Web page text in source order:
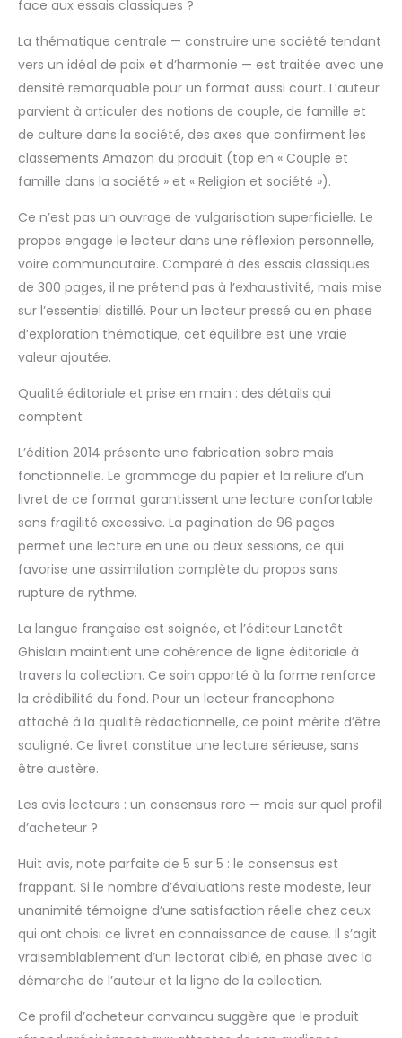
face aux essais classiques ?
La thématique centrale — construire une société tendant
vers un idéal de paix et d’harmonie — est traitée avec une
densité remarquable pour un format aussi court. L’auteur
parvient à articuler des notions de couple, de famille et
de culture dans la société, des axes que confirment les
classements Amazon du produit (top en « Couple et
famille dans la société » et « Religion et société »).
Ce n’est pas un ouvrage de vulgarisation superficielle. Le
propos engage le lecteur dans une réflexion personnelle,
voire communautaire. Comparé à des essais classiques
de 300 pages, il ne prétend pas à l’exhaustivité, mais mise
sur l’essentiel distillé. Pour un lecteur pressé ou en phase
d’exploration thématique, cet équilibre est une vraie
valeur ajoutée.
Qualité éditoriale et prise en main : des détails qui
comptent
L’édition 2014 présente une fabrication sobre mais
fonctionnelle. Le grammage du papier et la reliure d’un
livret de ce format garantissent une lecture confortable
sans fragilité excessive. La pagination de 96 pages
permet une lecture en une ou deux sessions, ce qui
favorise une assimilation complète du propos sans
rupture de rythme.
La langue française est soignée, et l’éditeur Lanctôt
Ghislain maintient une cohérence de ligne éditoriale à
travers la collection. Ce soin apporté à la forme renforce
la crédibilité du fond. Pour un lecteur francophone
attaché à la qualité rédactionnelle, ce point mérite d’être
souligné. Ce livret constitue une lecture sérieuse, sans
être austère.
Les avis lecteurs : un consensus rare — mais sur quel profil
d’acheteur ?
Huit avis, note parfaite de 5 sur 5 : le consensus est
frappant. Si le nombre d’évaluations reste modeste, leur
unanimité témoigne d’une satisfaction réelle chez ceux
qui ont choisi ce livret en connaissance de cause. Il s’agit
vraisemblablement d’un lectorat ciblé, en phase avec la
démarche de l’auteur et la ligne de la collection.
Ce profil d’acheteur convaincu suggère que le produit